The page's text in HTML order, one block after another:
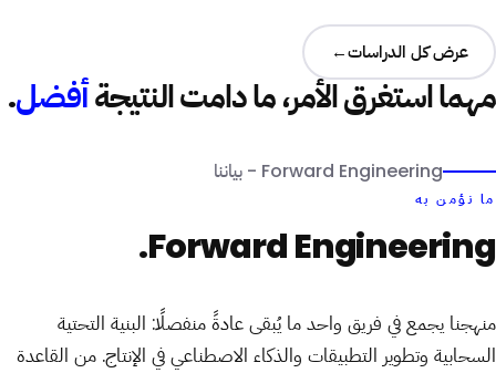
عرض كل الدراسات→
مهما استغرق الأمر، ما دامت النتيجةأفضل.
Forward Engineering - بياننا
ما نؤمن به
Forward Engineering.
منهجنا يجمع في فريق واحد ما يُبقى عادةً منفصلًا: البنية التحتية
السحابية وتطوير التطبيقات والذكاء الاصطناعي في الإنتاج. من القاعدة